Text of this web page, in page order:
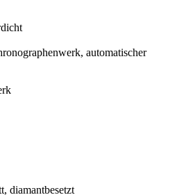
automatischer
diamantbesetzt